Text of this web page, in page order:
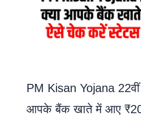
PM Kisan Yojana 22वीं
आपके बैंक खाते में आए